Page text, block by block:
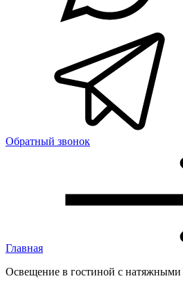
Обратный звонок
Главная
Освещение в гостиной с натяжными